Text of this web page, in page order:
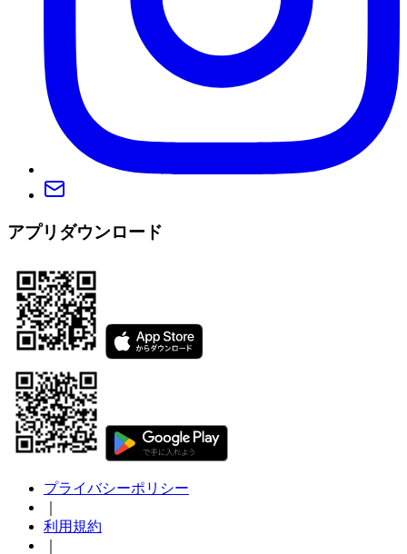
アプリダウンロード
プライバシーポリシー
利用規約